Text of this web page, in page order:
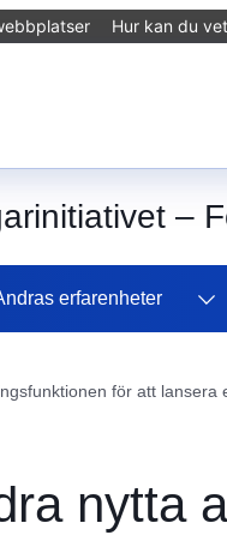
Hur kan du
–
erfarenheter
för att
nytta